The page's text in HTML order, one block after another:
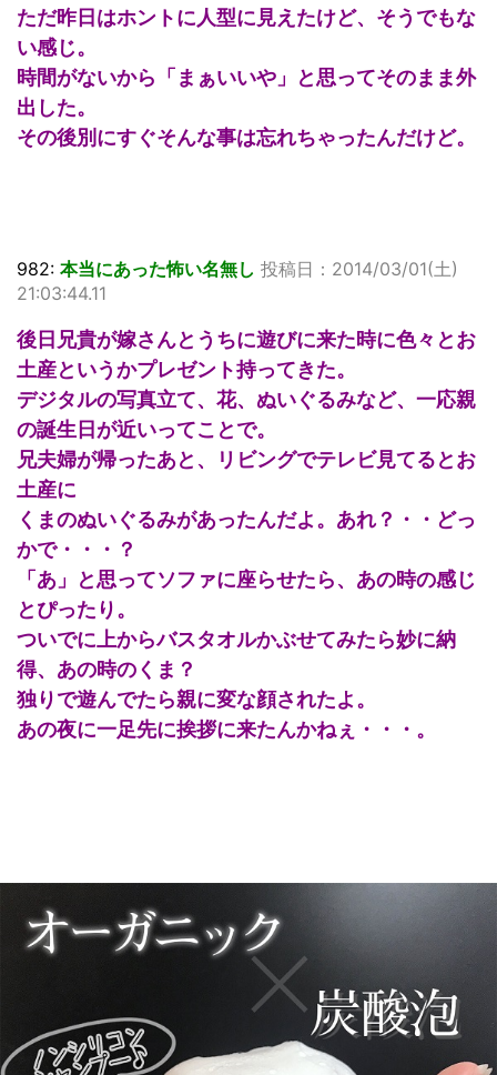
ただ昨日はホントに人型に見えたけど、そうでもな
い感じ。
時間がないから「まぁいいや」と思ってそのまま外
出した。
その後別にすぐそんな事は忘れちゃったんだけど。
982: 本当にあった怖い名無し 投稿日：2014/03/01(土)
21:03:44.11
後日兄貴が嫁さんとうちに遊びに来た時に色々とお
土産というかプレゼント持ってきた。
デジタルの写真立て、花、ぬいぐるみなど、一応親
の誕生日が近いってことで。
兄夫婦が帰ったあと、リビングでテレビ見てるとお
土産に
くまのぬいぐるみがあったんだよ。あれ？・・どっ
かで・・・？
「あ」と思ってソファに座らせたら、あの時の感じ
とぴったり。
ついでに上からバスタオルかぶせてみたら妙に納
得、あの時のくま？
独りで遊んでたら親に変な顔されたよ。
あの夜に一足先に挨拶に来たんかねぇ・・・。